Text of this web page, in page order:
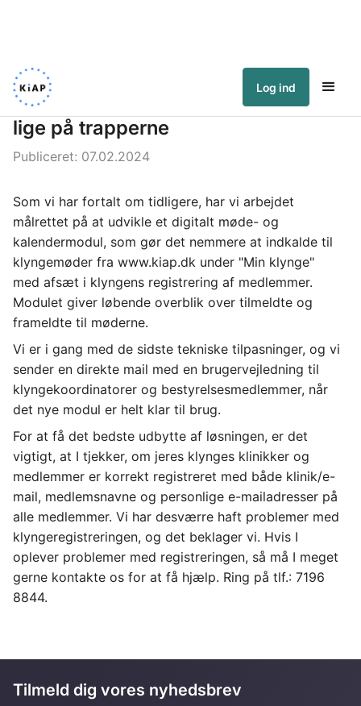
Log ind
Det nye møde- og kalendermodul er
lige på trapperne
Publiceret: 07.02.2024
Som vi har fortalt om tidligere, har vi arbejdet
målrettet på at udvikle et digitalt møde- og
kalendermodul, som gør det nemmere at indkalde til
klyngemøder fra www.kiap.dk under "Min klynge"
med afsæt i klyngens registrering af medlemmer.
Modulet giver løbende overblik over tilmeldte og
frameldte til møderne.
Vi er i gang med de sidste tekniske tilpasninger, og vi
sender en direkte mail med en brugervejledning til
klyngekoordinatorer og bestyrelsesmedlemmer, når
det nye modul er helt klar til brug.
For at få det bedste udbytte af løsningen, er det
vigtigt, at I tjekker, om jeres klynges klinikker og
medlemmer er korrekt registreret med både klinik/e-
mail, medlemsnavne og personlige e-mailadresser på
alle medlemmer. Vi har desværre haft problemer med
klyngeregistreringen, og det beklager vi. Hvis I
oplever problemer med registreringen, så må I meget
gerne kontakte os for at få hjælp. Ring på tlf.: 7196
8844.
Tilmeld dig vores nyhedsbrev